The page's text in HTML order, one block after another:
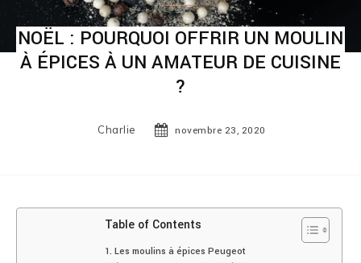
NOËL : POURQUOI OFFRIR UN MOULIN
À ÉPICES À UN AMATEUR DE CUISINE
?
Charlie novembre 23, 2020
Table of Contents
Les moulins à épices Peugeot